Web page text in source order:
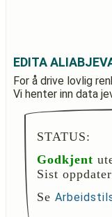
EDITA
For å drive lovlig
Vi henter inn data
STATUS:
Godkjent
Sist
Se